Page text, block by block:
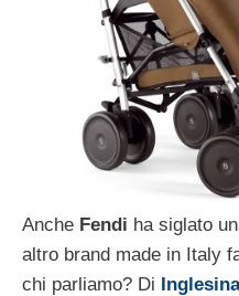
Anche Fendi ha siglato
altro brand made in Italy
chi parliamo? Di Inglesina